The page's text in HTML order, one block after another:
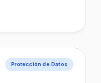
Protección de Datos